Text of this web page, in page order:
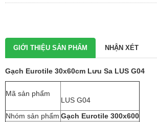
GIỚI THIỆU SẢN PHẨM NHẬN XÉT
Gạch Eurotile 30x60cm Lưu Sa LUS G04
Mã sản phẩm
LUS G04
Nhóm sản phẩm Gạch Eurotile 300x600